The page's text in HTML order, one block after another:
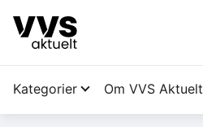
Kategorier Om VVS Aktuelt